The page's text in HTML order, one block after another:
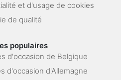
et d'usage de cookies
de qualité
populaires
d'occasion de Belgique
d'occasion d'Allemagne